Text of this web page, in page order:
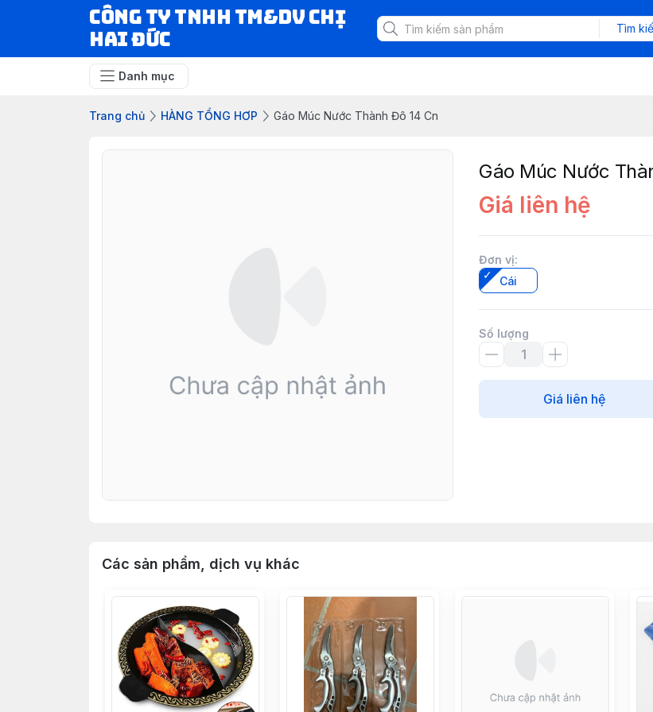
CÔNG TY TNHH TM&DV CHỊ
HAI ĐỨC
Tìm
Danh mục
Trang chủ HÀNG TỔNG HƠP Gáo Múc Nước Thành Đô 14 Cn
Gáo Múc Nước
Giá liên hệ
Đơn vị:
Cái
Số lượng
Giá liên hệ
Các sản phẩm, dịch vụ khác